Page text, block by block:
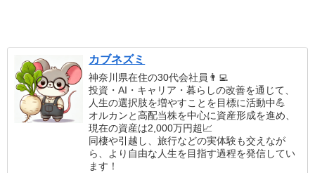
カブネズミ
神奈川県在住の30代会社員👨‍💻
投資・AI・キャリア・暮らしの改善を通じて、
人生の選択肢を増やすことを目標に活動中💪
オルカンと高配当株を中心に資産形成を進め、
現在の資産は2,000万円超📈
同棲や引越し、旅行などの実体験も交えなが
ら、より自由な人生を目指す過程を発信してい
ます！